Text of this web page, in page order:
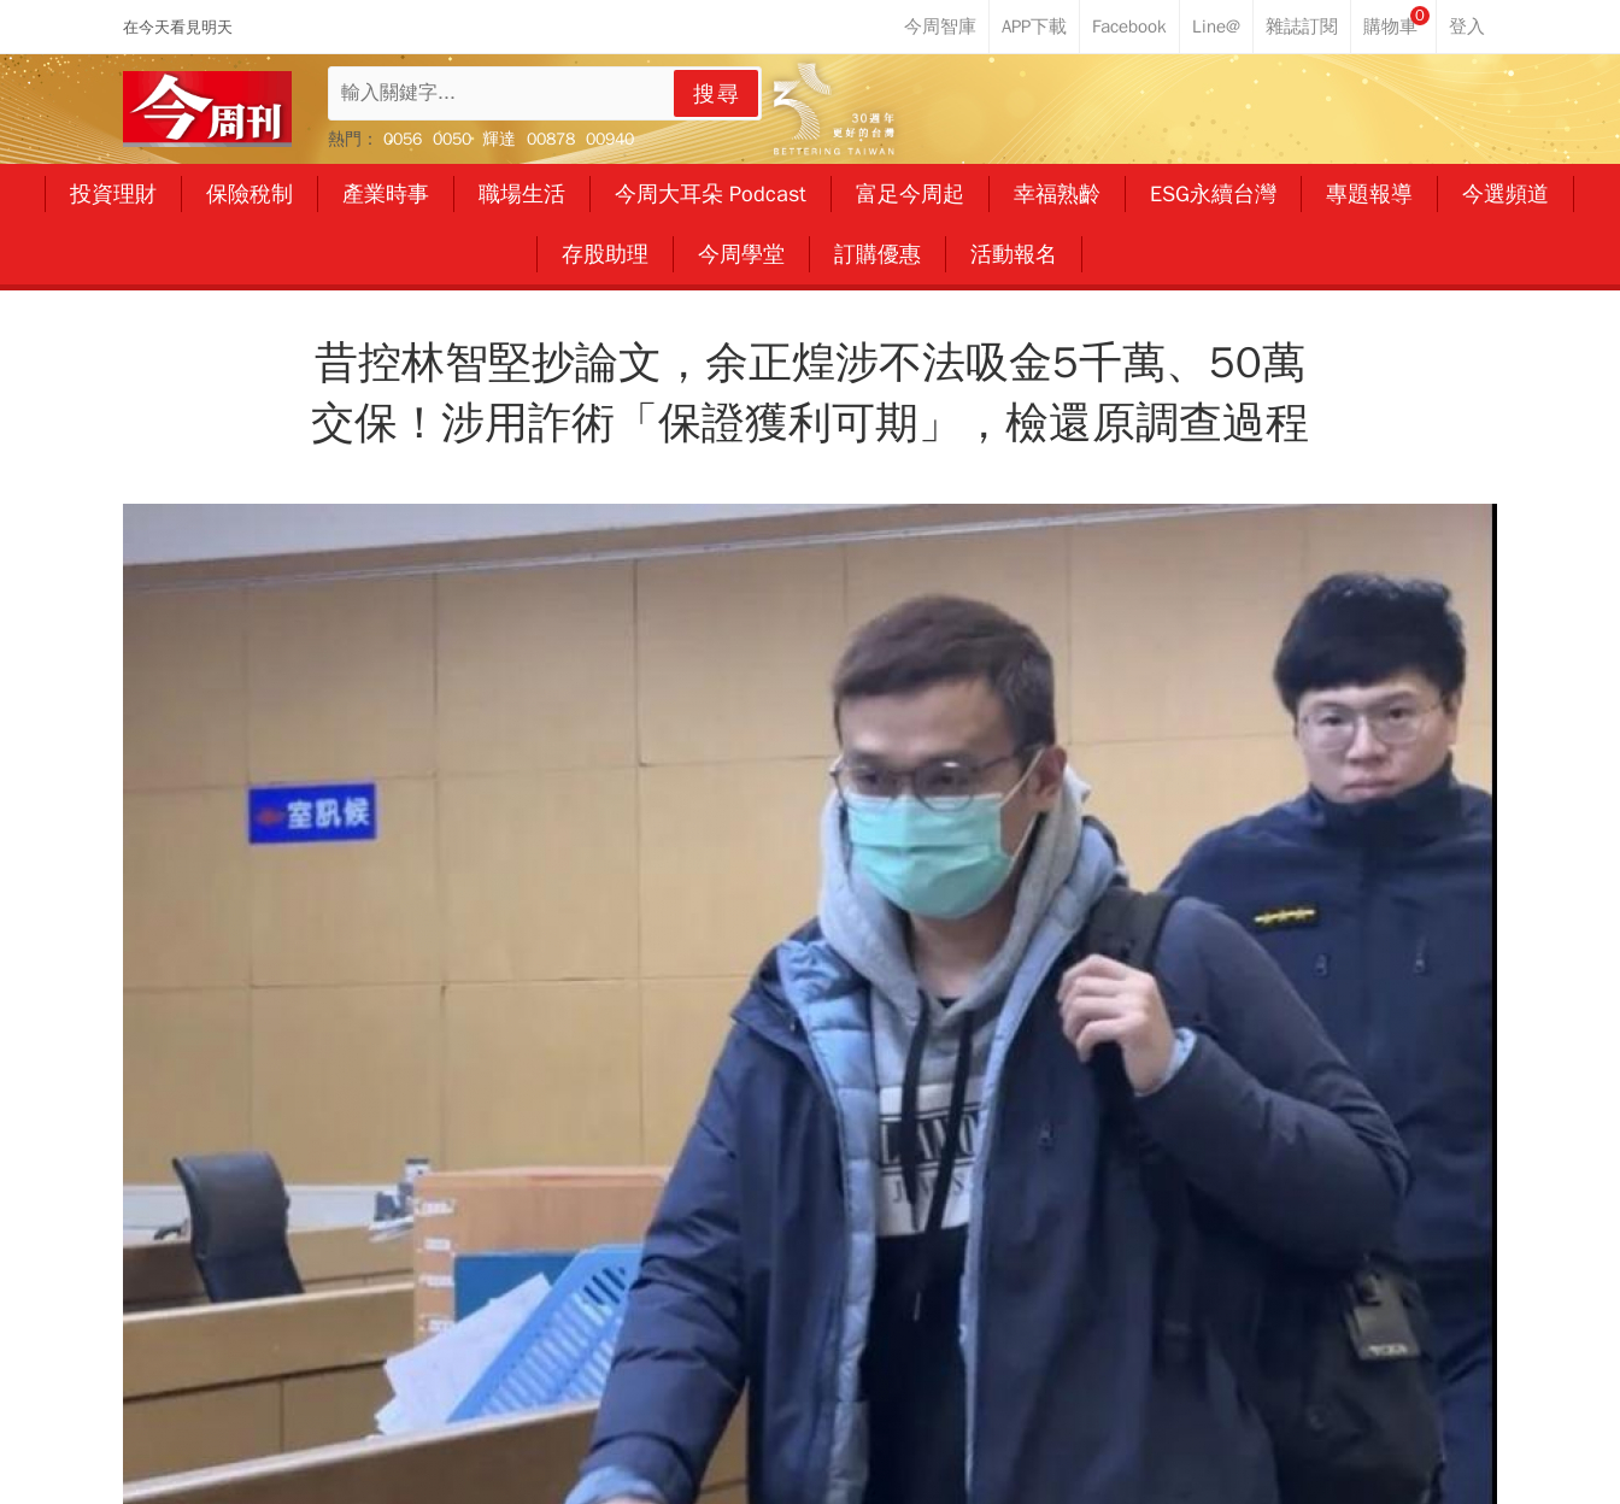
在今天看見明天
0
搜尋
熱門： 0056 0050 輝達 00878 00940
投資理財 保險稅制 產業時事 職場生活 今周大耳朵 Podcast 富足今周起 幸福熟齡 ESG永續台灣 專題報導 今選頻道
存股助理 今周學堂 訂購優惠 活動報名
昔控林智堅抄論文，余正煌涉不法吸金5千萬、50萬
交保！涉用詐術「保證獲利可期」，檢還原調查過程